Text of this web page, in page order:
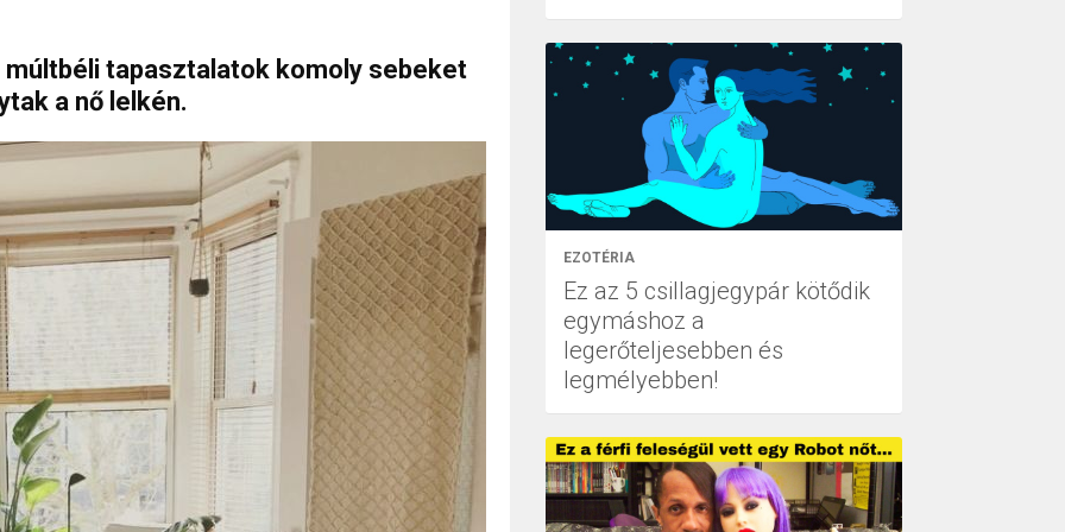
tapasztalatok komoly sebeket
a nő lelkén.
EZOTÉRIA
Ez az 5 csillagjegypár kötődik
egymáshoz a
legerőteljesebben és
legmélyebben!